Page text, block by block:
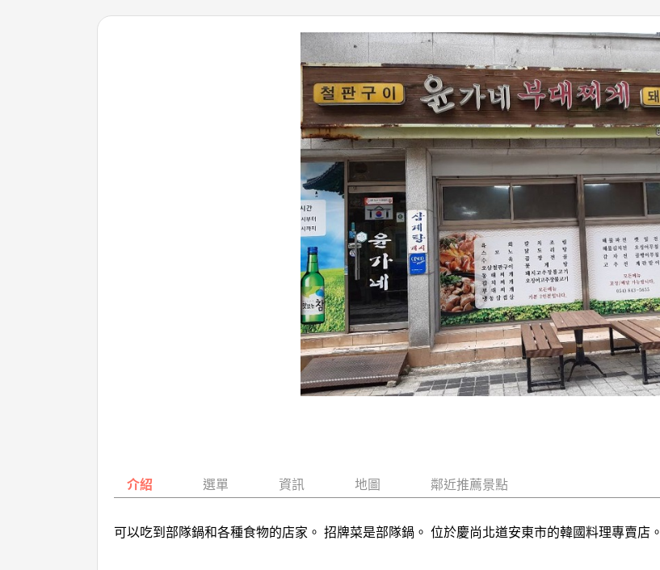
介紹 選單 資訊 地圖 鄰近推薦景點
可以吃到部隊鍋和各種食物的店家。 招牌菜是部隊鍋。 位於慶尚北道安東市的韓國料理專賣店。